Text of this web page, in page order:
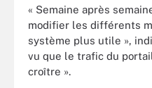
« Semaine après
modifier les différents
système plus utile »,
vu que le trafic du
croître ».